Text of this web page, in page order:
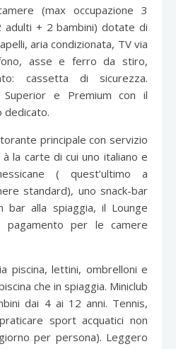
(max occupazione 3
+ 2 bambini) dotate di
aria condizionata, TV via
asse e ferro da stiro,
cassetta di sicurezza.
e Premium con il
principale con servizio
la carte di cui uno italiano e
( quest’ultimo a
standard), uno snack-bar
bar alla spiaggia, il Lounge
per le camere
piscina, lettini, ombrelloni e
che in spiaggia. Miniclub
dai 4 ai 12 anni. Tennis,
sport acquatici non
per persona). Leggero